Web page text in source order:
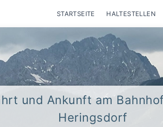
STARTSEITE HALTESTELLEN
und Ankunft am
Heringsdorf